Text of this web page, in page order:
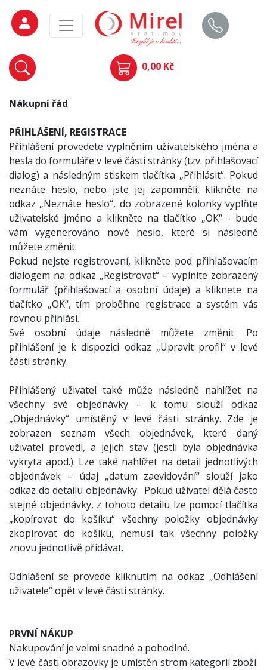
0,00 Kč
Nákupní řád
PŘIHLÁŠENÍ, REGISTRACE
Přihlášení provedete vyplněním uživatelského jména a
hesla do formuláře v levé části stránky (tzv. přihlašovací
dialog) a následným stiskem tlačítka „Přihlásit“. Pokud
neznáte heslo, nebo jste jej zapomněli, klikněte na
odkaz „Neznáte heslo“, do zobrazené kolonky vyplňte
uživatelské jméno a klikněte na tlačítko „OK“ - bude
vám vygenerováno nové heslo, které si následně
můžete změnit.
Pokud nejste registrovaní, klikněte pod přihlašovacím
dialogem na odkaz „Registrovat“ – vyplníte zobrazený
formulář (přihlašovací a osobní údaje) a kliknete na
tlačítko „OK“, tím proběhne registrace a systém vás
rovnou přihlásí.
Své osobní údaje následně můžete změnit. Po
přihlášení je k dispozici odkaz „Upravit profil“ v levé
části stránky.
Přihlášený uživatel také může následně nahlížet na
všechny své objednávky – k tomu slouží odkaz
„Objednávky“ umístěný v levé části stránky. Zde je
zobrazen seznam všech objednávek, které daný
uživatel provedl, a jejich stav (jestli byla objednávka
vykryta apod.). Lze také nahlížet na detail jednotlivých
objednávek – údaj „datum zaevidování“ slouží jako
odkaz do detailu objednávky. Pokud uživatel dělá často
stejné objednávky, z tohoto detailu lze pomocí tlačítka
„kopírovat do košíku“ všechny položky objednávky
zkopírovat do košíku, nemusí tak všechny položky
znovu jednotlivě přidávat.
Odhlášení se provede kliknutím na odkaz „Odhlášení
uživatele“ opět v levé části stránky.
PRVNÍ NÁKUP
Nakupování je velmi snadné a pohodlné.
V levé části obrazovky je umístěn strom kategorií zboží.